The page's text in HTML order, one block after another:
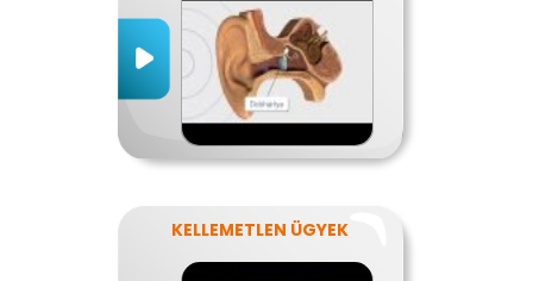
KELLEMETLEN ÜGYEK